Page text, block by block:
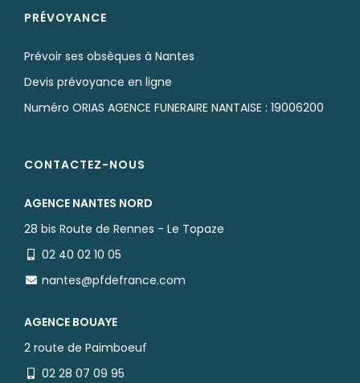
PRÉVOYANCE
Prévoir ses obsèques à Nantes
Devis prévoyance en ligne
Numéro ORIAS AGENCE FUNERAIRE NANTAISE : 19006200
CONTACTEZ-NOUS
AGENCE NANTES NORD
28 bis Route de Rennes - Le Topaze
02 40 02 10 05
nantes@pfdefrance.com
AGENCE BOUAYE
2 route de Paimboeuf
02 28 07 09 95